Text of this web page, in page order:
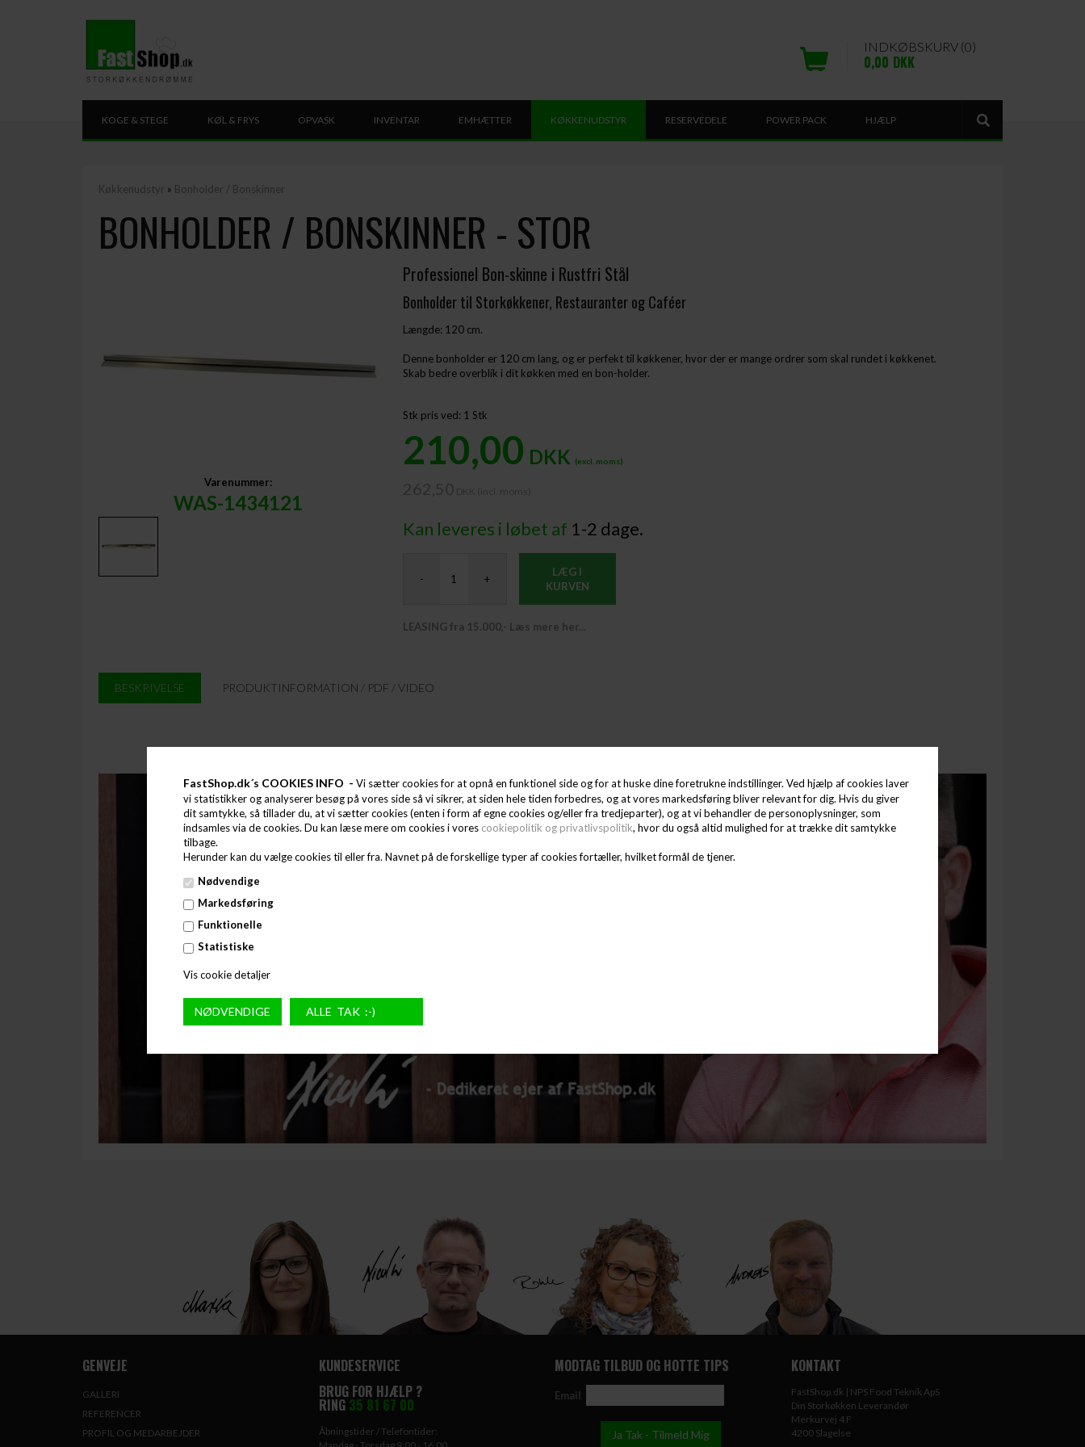
FastShop.dk´s COOKIES INFO - Vi sætter cookies for at opnå en funktionel side og for at huske dine foretrukne indstillinger. Ved hjælp af cookies laver
vi statistikker og analyserer besøg på vores side så vi sikrer, at siden hele tiden forbedres, og at vores markedsføring bliver relevant for dig. Hvis du giver
dit samtykke, så tillader du, at vi sætter cookies (enten i form af egne cookies og/eller fra tredjeparter), og at vi behandler de personoplysninger, som
indsamles via de cookies. Du kan læse mere om cookies i vores cookiepolitik og privatlivspolitik, hvor du også altid mulighed for at trække dit samtykke
tilbage.
Herunder kan du vælge cookies til eller fra. Navnet på de forskellige typer af cookies fortæller, hvilket formål de tjener.
Nødvendige
Markedsføring
Funktionelle
Statistiske
Vis cookie detaljer
INDKØBSKURV (0)
0,00 DKK
KOGE & STEGE KØL & FRYS OPVASK INVENTAR EMHÆTTER KØKKENUDSTYR RESERVEDELE POWER PACK HJÆLP
Køkkenudstyr » Bonholder / Bonskinner
BONHOLDER / BONSKINNER - STOR
Varenummer:
WAS-1434121
Professionel Bon-skinne i Rustfri Stål
Bonholder til Storkøkkener, Restauranter og Caféer
Længde: 120 cm.
Denne bonholder er 120 cm lang, og er perfekt til køkkener, hvor der er mange ordrer som skal rundet i køkkenet.
Skab bedre overblik i dit køkken med en bon-holder.
Stk pris ved: 1 Stk
210,00 DKK (excl. moms)
Kan leveres i løbet af 1-2 dage.
- +
LÆG I
KURVEN
LEASING fra 15.000,- Læs mere her...
BESKRIVELSE PRODUKTINFORMATION / PDF / VIDEO
GENVEJE
GALLERI
REFERENCER
PROFIL OG MEDARBEJDER
KUNDESERVICE
BRUG FOR HJÆLP ?
RING 35 81 67 00
Åbningstider / Telefontider:
MODTAG TILBUD OG HOTTE TIPS
Email
KONTAKT
FastShop.dk | NPS Food Teknik ApS
Din Storkøkken Leverandør
Merkurvej 4 F
4200 Slagelse